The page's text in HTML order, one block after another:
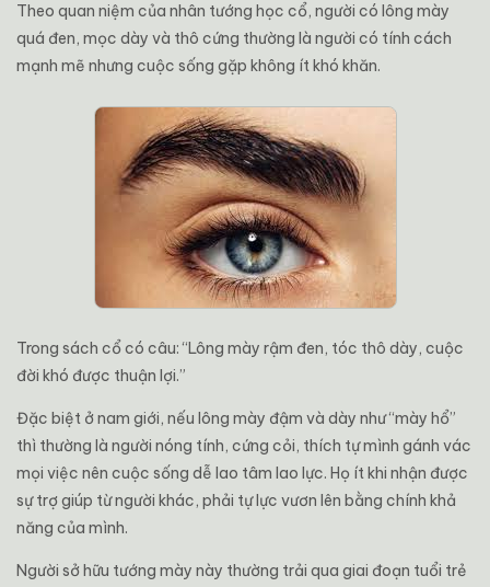
Theo quan niệm của nhân tướng học cổ, người có lông mày
quá đen, mọc dày và thô cứng thường là người có tính cách
mạnh mẽ nhưng cuộc sống gặp không ít khó khăn.
Trong sách cổ có câu: “Lông mày rậm đen, tóc thô dày, cuộc
đời khó được thuận lợi.”
Đặc biệt ở nam giới, nếu lông mày đậm và dày như “mày hổ”
thì thường là người nóng tính, cứng cỏi, thích tự mình gánh vác
mọi việc nên cuộc sống dễ lao tâm lao lực. Họ ít khi nhận được
sự trợ giúp từ người khác, phải tự lực vươn lên bằng chính khả
năng của mình.
Người sở hữu tướng mày này thường trải qua giai đoạn tuổi trẻ